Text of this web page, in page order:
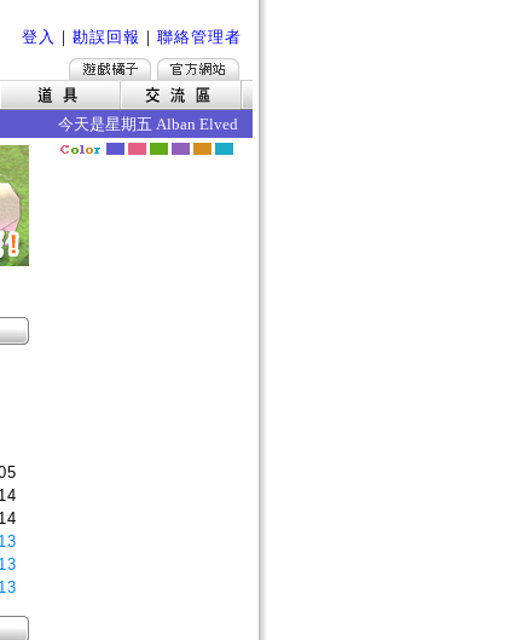
登入 ｜ 勘誤回報 ｜ 聯絡管理者
今天是星期五 Alban Elved 愛爾琳秋收 今日的效果如下 ‧死亡